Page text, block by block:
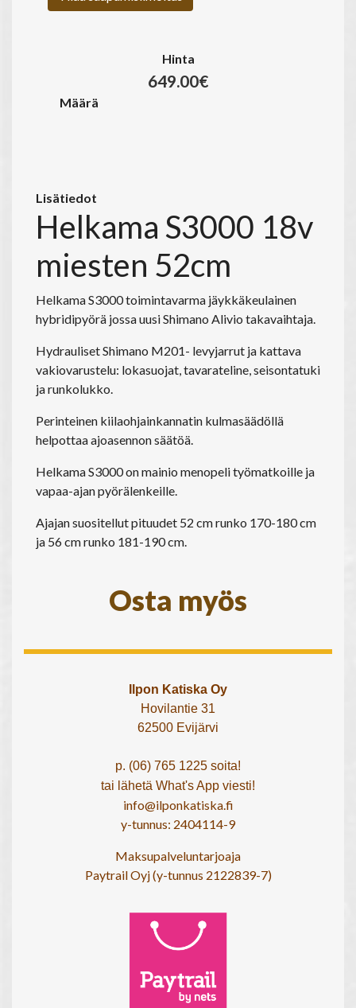
Hinta
649.00€
Määrä
Lisätiedot
Helkama S3000 18v
miesten 52cm
Helkama S3000 toimintavarma jäykkäkeulainen
hybridipyörä jossa uusi Shimano Alivio takavaihtaja.
Hydrauliset Shimano M201- levyjarrut ja kattava
vakiovarustelu: lokasuojat, tavarateline, seisontatuki
ja runkolukko.
Perinteinen kiilaohjainkannatin kulmasäädöllä
helpottaa ajoasennon säätöä.
Helkama S3000 on mainio menopeli työmatkoille ja
vapaa-ajan pyörälenkeille.
Ajajan suositellut pituudet 52 cm runko 170-180 cm
ja 56 cm runko 181-190 cm.
Osta myös
Ilpon Katiska Oy
Hovilantie 31
62500 Evijärvi
p. (06) 765 1225 soita!
tai lähetä What's App viesti!
info@ilponkatiska.fi
y-tunnus: 2404114-9
Maksupalveluntarjoaja
Paytrail Oyj (y-tunnus 2122839-7)